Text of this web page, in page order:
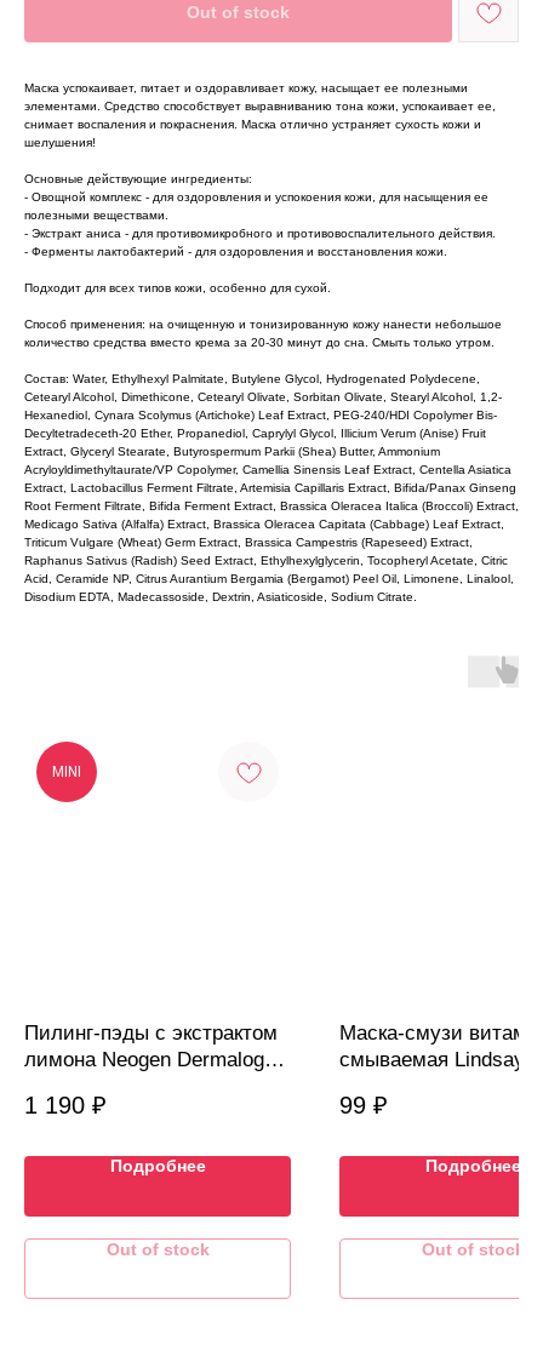
Out of stock
Маска успокаивает, питает и оздоравливает кожу, насыщает ее полезными
элементами. Средство способствует выравниванию тона кожи, успокаивает ее,
снимает воспаления и покраснения. Маска отлично устраняет сухость кожи и
шелушения!
Основные действующие ингредиенты:
- Овощной комплекс - для оздоровления и успокоения кожи, для насыщения ее
полезными веществами.
- Экстракт аниса - для противомикробного и противовоспалительного действия.
- Ферменты лактобактерий - для оздоровления и восстановления кожи.
Подходит для всех типов кожи, особенно для сухой.
Способ применения: на очищенную и тонизированную кожу нанести небольшое
количество средства вместо крема за 20-30 минут до сна. Смыть только утром.
Состав: Water, Ethylhexyl Palmitate, Butylene Glycol, Hydrogenated Polydecene,
Cetearyl Alcohol, Dimethicone, Cetearyl Olivate, Sorbitan Olivate, Stearyl Alcohol, 1,2-
Hexanediol, Cynara Scolymus (Artichoke) Leaf Extract, PEG-240/HDI Copolymer Bis-
Decyltetradeceth-20 Ether, Propanediol, Caprylyl Glycol, Illicium Verum (Anise) Fruit
Extract, Glyceryl Stearate, Butyrospermum Parkii (Shea) Butter, Ammonium
Acryloyldimethyltaurate/VP Copolymer, Camellia Sinensis Leaf Extract, Centella Asiatica
Extract, Lactobacillus Ferment Filtrate, Artemisia Capillaris Extract, Bifida/Panax Ginseng
Root Ferment Filtrate, Bifida Ferment Extract, Brassica Oleracea Italica (Broccoli) Extract,
Medicago Sativa (Alfalfa) Extract, Brassica Oleracea Capitata (Cabbage) Leaf Extract,
Triticum Vulgare (Wheat) Germ Extract, Brassica Campestris (Rapeseed) Extract,
Raphanus Sativus (Radish) Seed Extract, Ethylhexylglycerin, Tocopheryl Acetate, Citric
Acid, Ceramide NP, Citrus Aurantium Bergamia (Bergamot) Peel Oil, Limonene, Linalool,
Disodium EDTA, Madecassoside, Dextrin, Asiaticoside, Sodium Citrate.
MINI
Пилинг-пэды с экстрактом
лимона Neogen Dermalogy
1 190 ₽
Подробнее
Out of stock
Маска-смузи
смываемая Lindsay
Wash Off Pack, 1г
99 ₽
Подробнее
Out of stock